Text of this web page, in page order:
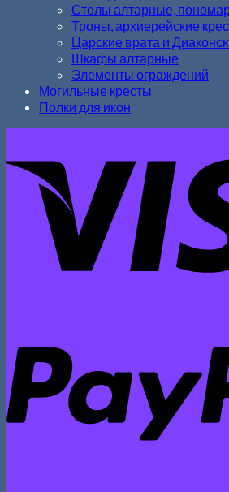
Столы алтарные,
Троны, архиерейские
Царские врата и
Шкафы алтарные
Элементы ограждений
Могильные кресты
Полки для икон